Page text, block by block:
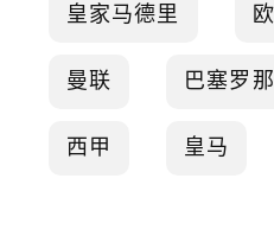
皇家马德里
曼联 巴塞罗
西甲 皇马